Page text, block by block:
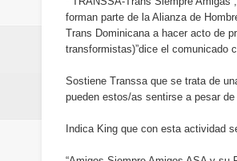
Maridalia
Doctor
forman parte de la Alianza de
Trans Dominicana a hacer acto de
transformistas)”dice el comunicado
Sostiene Transsa que se trata de
pueden estos/as sentirse a pesar
Indica King que con esta actividad